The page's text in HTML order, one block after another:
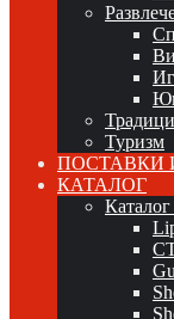
Туризм
ПОСТАВКИ
КАТАЛОГ